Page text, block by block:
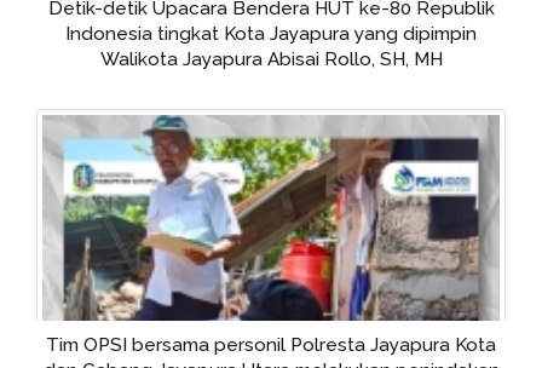
Pembukaan Rakerda Perpamsi PD di Tanah Papua
oleh Sekretaris Umum PP Perpamsi Rhino Indira